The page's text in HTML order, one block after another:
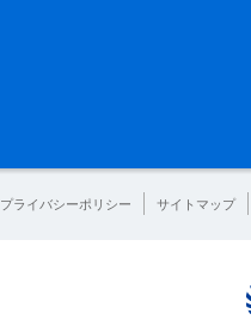
プライバシーポリシー サイトマップ